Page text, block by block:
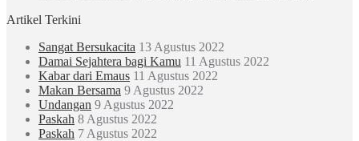
Artikel Terkini
Sangat Bersukacita 13 Agustus 2022
Damai Sejahtera bagi Kamu 11 Agustus 2022
Kabar dari Emaus 11 Agustus 2022
Makan Bersama 9 Agustus 2022
Undangan 9 Agustus 2022
Paskah 8 Agustus 2022
Paskah 7 Agustus 2022